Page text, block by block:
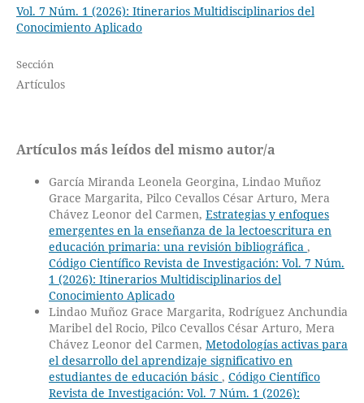
Vol. 7 Núm. 1 (2026): Itinerarios Multidisciplinarios del
Conocimiento Aplicado
Sección
Artículos
Artículos más leídos del mismo autor/a
García Miranda Leonela Georgina, Lindao Muñoz
Grace Margarita, Pilco Cevallos César Arturo, Mera
Chávez Leonor del Carmen, Estrategias y enfoques
emergentes en la enseñanza de la lectoescritura en
educación primaria: una revisión bibliográfica ,
Código Científico Revista de Investigación: Vol. 7 Núm.
1 (2026): Itinerarios Multidisciplinarios del
Conocimiento Aplicado
Lindao Muñoz Grace Margarita, Rodríguez Anchundia
Maribel del Rocio, Pilco Cevallos César Arturo, Mera
Chávez Leonor del Carmen, Metodologías activas para
el desarrollo del aprendizaje significativo en
estudiantes de educación básic , Código Científico
Revista de Investigación: Vol. 7 Núm. 1 (2026):